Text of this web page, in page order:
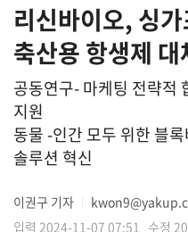
리신바이오, 싱
축산용 항생제
공동연구- 마케팅 전략적
지원
동물 -인간 모두 위한 블
솔루션 혁신
이권구 기자
입력 2024-11-07 07:51 수정